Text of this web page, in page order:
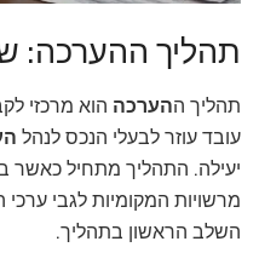
תהליך ההערכה:
תהליך ההערכה הוא מרכזי
עובד עוזר לבעלי הנכס לנהל
יעילה. התהליך מתחיל כאשר
מרשויות המקומיות לגבי
השלב הראשון בתהליך.